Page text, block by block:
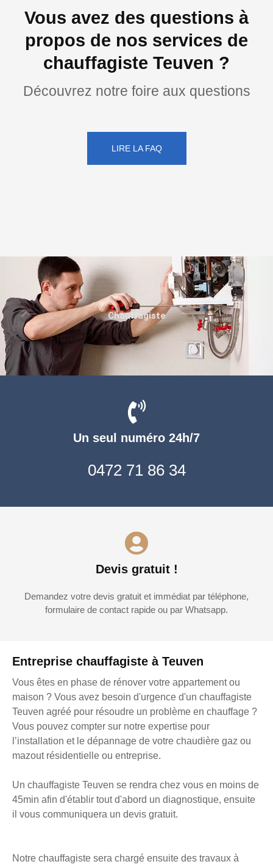
Vous avez des questions à
propos de nos services de
chauffagiste Teuven ?
Découvrez notre foire aux questions
LIRE LA FAQ
Entreprise chauffagiste à Teuven
Vous êtes en phase de rénover votre appartement ou
maison ? Vous avez besoin d'urgence d'un chauffagiste
Teuven agréé pour résoudre un problème en chauffage ?
Vous pouvez compter sur notre expertise pour
l’installation et le dépannage de votre chaudière gaz ou
mazout résidentielle ou entreprise.
Un chauffagiste Teuven se rendra chez vous en moins de
45min afin d'établir tout d'abord un diagnostique, ensuite
il vous communiquera un devis gratuit.
Notre chauffagiste sera chargé ensuite des travaux à
Un seul numéro 24h/7
0472 71 86 34
Devis gratuit !
Demandez votre devis gratuit et immédiat par téléphone,
formulaire de contact rapide ou par Whatsapp.
Chauffagiste